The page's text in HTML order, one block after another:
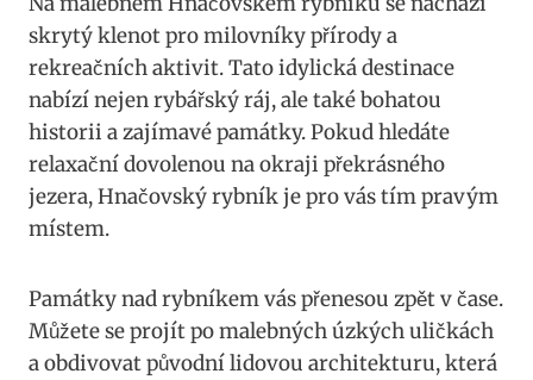
skrytý klenot pro milovníky přírody a
rekreačních aktivit. Tato idylická destinace
nabízí nejen rybářský ráj, ale také bohatou
historii a zajímavé památky. Pokud hledáte
relaxační dovolenou na okraji překrásného
jezera, Hnačovský rybník je pro vás tím pravým
místem.
Památky nad rybníkem vás přenesou zpět v čase.
Můžete se projít po malebných úzkých uličkách
a obdivovat původní lidovou architekturu, která